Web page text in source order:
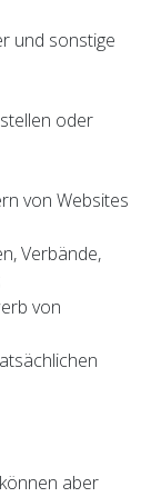
und sonstige
oder
von Websites
Verbände,
von
aber